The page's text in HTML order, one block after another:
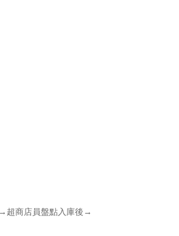
超商店員盤點入庫後→